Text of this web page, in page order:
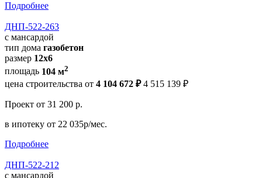
Подробнее
ДНП-522-263
с мансардой
тип дома газобетон
размер 12x6
площадь 104 м2
цена строительства от 4 104 672 ₽ 4 515 139 ₽
Проект от 31 200 р.
в ипотеку от 22 035р/мес.
Подробнее
ДНП-522-212
с мансардой